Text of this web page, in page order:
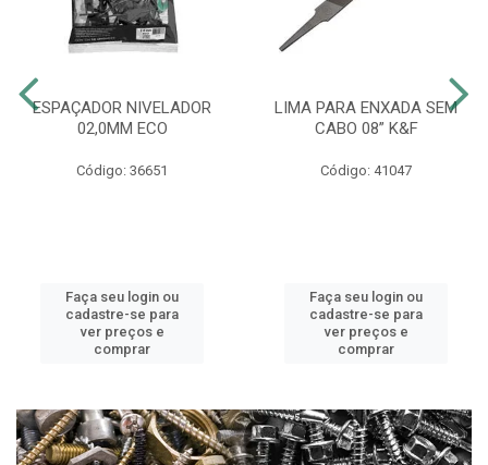
ESPAÇADOR NIVELADOR
02,0MM ECO
Código: 36651
Faça seu login ou
cadastre-se para
ver preços e
comprar
LIMA PARA ENXADA SEM
CABO 08” K&F
Código: 41047
Faça seu login ou
cadastre-se para
ver preços e
comprar